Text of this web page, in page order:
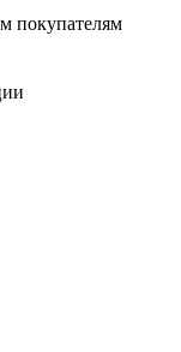
покупателям